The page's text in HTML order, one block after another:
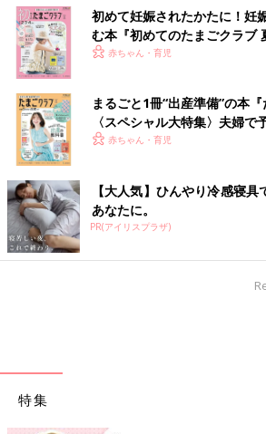
初めて妊娠されたかたに！妊
む本『初めてのたまごクラブ
赤ちゃん・育児
まるごと1冊“出産準備”の本『
〈スペシャル大特集〉夫婦
赤ちゃん・育児
【大人気】ひんやり冷感寝具
あなたに。
PR(アイリスプラザ)
特集